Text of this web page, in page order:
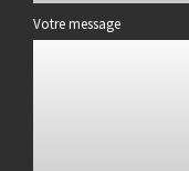
Votre message